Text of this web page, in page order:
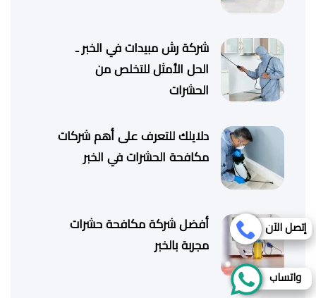
شركة رش مبيدات في الخبر ـ
الحل الأمثل للتخلص من
الحشرات
دلايلك للتعرف على أهم شركات
مكافحة الحشرات في الخبر
أفضل شركة مكافحة حشرات
مجربة بالخبر
إتصل الآن
واتساب